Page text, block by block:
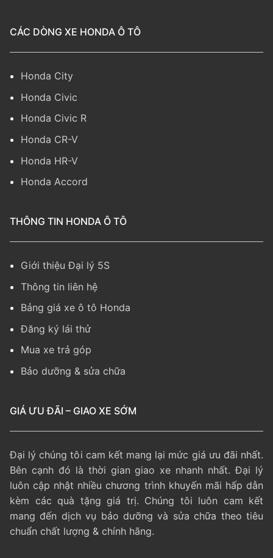
CÁC DÒNG XE HONDA Ô TÔ
Honda City
Honda Civic
Honda Civic R
Honda CR-V
Honda HR-V
Honda Accord
THÔNG TIN HONDA Ô TÔ
Giới thiệu Đại lý 5S
Thông tin liên hệ
Bảng giá xe ô tô Honda
Đăng ký lái thử
Mua xe trả góp
Bảo dưỡng & sửa chữa
GIÁ ƯU ĐÃI – GIAO XE SỚM
Đại lý chúng tôi cam kết mang lại mức giá ưu đãi nhất.
Bên cạnh đó là thời gian giao xe nhanh nhất. Đại lý
luôn cập nhật nhiều chương trình khuyến mãi hấp dẫn
kèm các quà tặng giá trị. Chúng tôi luôn cam kết
mang đến dịch vụ bảo dưỡng và sửa chữa theo tiêu
chuẩn chất lượng & chính hãng.